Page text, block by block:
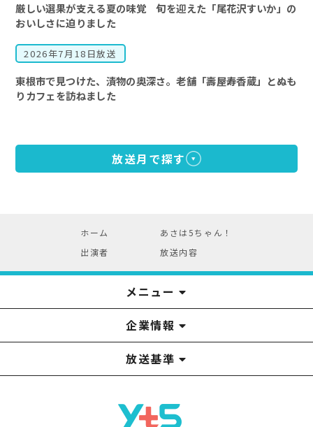
厳しい選果が支える夏の味覚 旬を迎えた「尾花沢すいか」の
おいしさに迫りました
2026年7月18日放送
東根市で見つけた、漬物の奥深さ。老舗「壽屋寿香蔵」とぬも
りカフェを訪ねました
放送月で探す
ホーム
あさは5ちゃん！
出演者
放送内容
メニュー
YTSニュース
番組
アナウンサー
プレゼント
イベント
みるるん星人
YTS見学ツアー
番組表
お問い合わせ
企業情報
企業情報
役員構成
YTS山形テレビ SDGs 宣言
採用情報
山形テレビ人権方針
山形テレビ国民保護業務計画提出文
個人情報基本方針
情報セキュリティ基本方針
視聴データの取扱いについて
系列局一覧
中継局一覧
放送基準